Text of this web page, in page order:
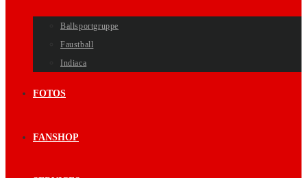
Ballsportgruppe
Faustball
Indiaca
FOTOS
FANSHOP